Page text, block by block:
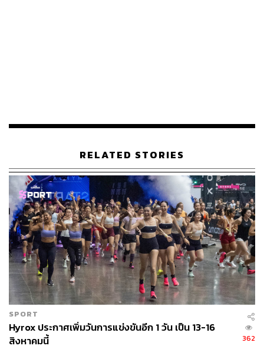
RELATED STORIES
SPORT
Hyrox ประกาศเพิ่มวันการแข่งขันอีก 1 วัน เป็น 13-16
สิงหาคมนี้
362